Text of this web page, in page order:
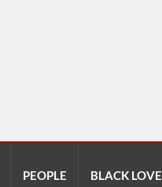
PEOPLE BLACK LOVE